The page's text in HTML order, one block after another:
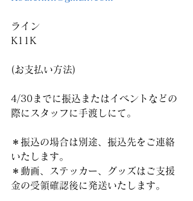
ライン
K11K
(お支払い方法)
4/30までに振込またはイベントなどの
際にスタッフに手渡しにて。
＊振込の場合は別途、振込先をご連絡
いたします。
＊動画、ステッカー、グッズはご支援
金の受領確認後に発送いたします。